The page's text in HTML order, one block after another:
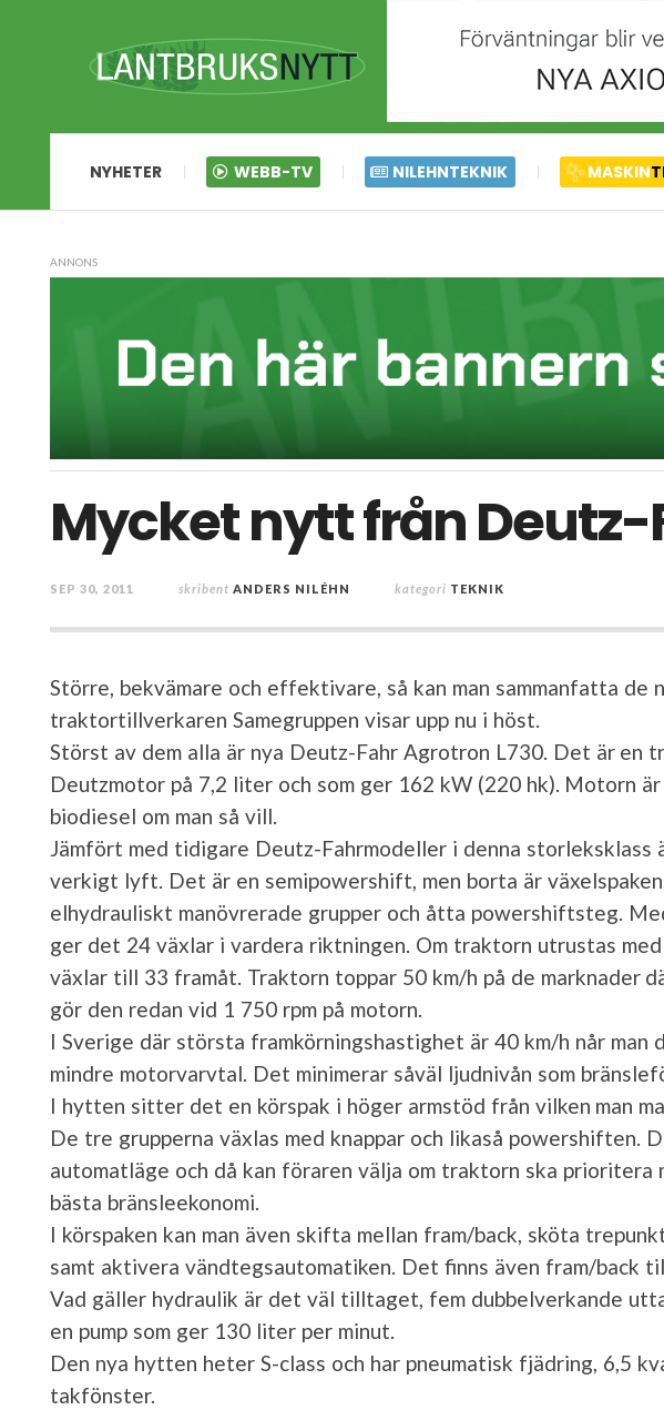
NYHETER WEBB-TV NILEHNTEKNIK MASKIN
ANNONS
Mycket nytt från Deutz-
SEP 30, 2011 skribent ANDERS NILÉHN kategori TEKNIK
Större, bekvämare och effektivare, så kan man sammanfatta de
traktortillverkaren Samegruppen visar upp nu i höst.
Störst av dem alla är nya Deutz-Fahr Agrotron L730. Det är en
Deutzmotor på 7,2 liter och som ger 162 kW (220 hk). Motorn
biodiesel om man så vill.
Jämfört med tidigare Deutz-Fahrmodeller i denna storleksklass
verkigt lyft. Det är en semipowershift, men borta är
elhydrauliskt manövrerade grupper och åtta powershiftsteg.
ger det 24 växlar i vardera riktningen. Om traktorn utrustas
växlar till 33 framåt. Traktorn toppar 50 km/h på de marknader
gör den redan vid 1 750 rpm på motorn.
I Sverige där största framkörningshastighet är 40 km/h når man
mindre motorvarvtal. Det minimerar såväl ljudnivån som
I hytten sitter det en körspak i höger armstöd från vilken man
De tre grupperna växlas med knappar och likaså powershiften.
automatläge och då kan föraren välja om traktorn ska prioritera
bästa bränsleekonomi.
I körspaken kan man även skifta mellan fram/back, sköta
samt aktivera vändtegsautomatiken. Det finns även fram/back
Vad gäller hydraulik är det väl tilltaget, fem dubbelverkande
en pump som ger 130 liter per minut.
Den nya hytten heter S-class och har pneumatisk fjädring, 6,5
takfönster.